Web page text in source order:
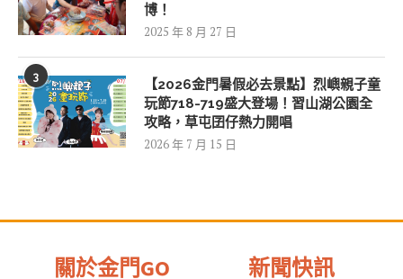
博！
2025 年 8 月 27 日
3
【2026金門暑假必去景點】烈嶼親子童
玩節718-719盛大登場！習山湖公園全
攻略，草屯囝仔熱力開唱
2026 年 7 月 15 日
關於金門GO 新聞快訊